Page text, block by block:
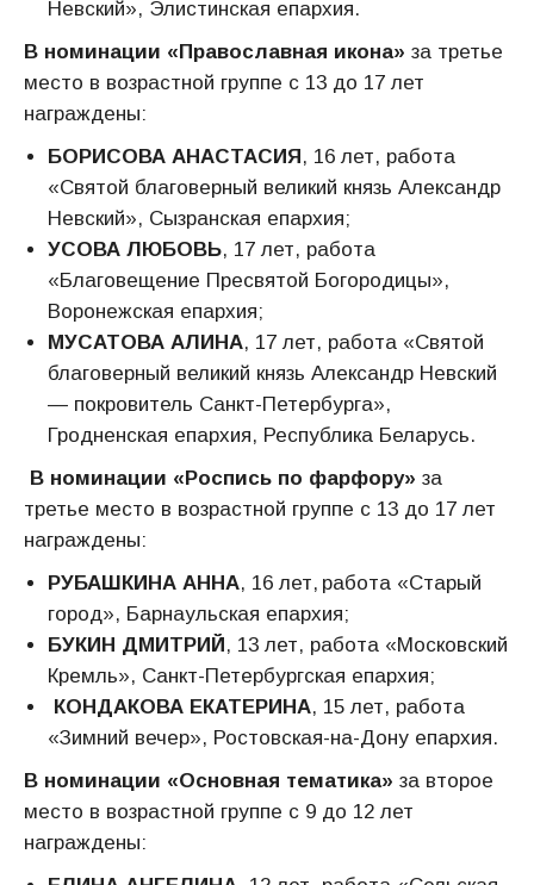
Невский», Элистинская епархия.
В номинации «Православная икона» за третье
место в возрастной группе с 13 до 17 лет
награждены:
БОРИСОВА АНАСТАСИЯ, 16 лет, работа
«Святой благоверный великий князь Александр
Невский», Сызранская епархия;
УСОВА ЛЮБОВЬ, 17 лет, работа
«Благовещение Пресвятой Богородицы»,
Воронежская епархия;
МУСАТОВА АЛИНА, 17 лет, работа «Святой
благоверный великий князь Александр Невский
— покровитель Санкт-Петербурга»,
Гродненская епархия, Республика Беларусь.
В номинации «Роспись по фарфору» за
третье место в возрастной группе с 13 до 17 лет
награждены:
РУБАШКИНА АННА, 16 лет, работа «Старый
город», Барнаульская епархия;
БУКИН ДМИТРИЙ, 13 лет, работа «Московский
Кремль», Санкт-Петербургская епархия;
КОНДАКОВА ЕКАТЕРИНА, 15 лет, работа
«Зимний вечер», Ростовская-на-Дону епархия.
В номинации «Основная тематика» за второе
место в возрастной группе с 9 до 12 лет
награждены: